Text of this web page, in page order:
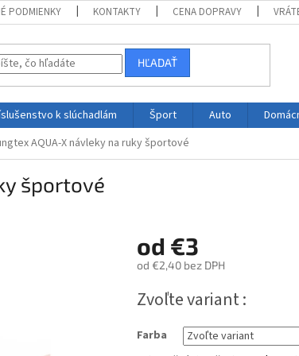
PODMIENKY KONTAKTY CENA DOPRAVY
HĽADAŤ
k slúchadlám Šport Auto
AQUA-X návleky na ruky športové
športové
od €3
od €2,40 bez DPH
cena:
Zvoľte variant
Farba